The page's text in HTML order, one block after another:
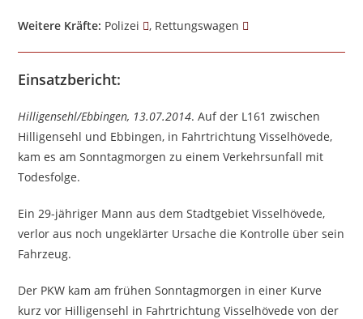
Weitere Kräfte: Polizei , Rettungswagen
Einsatzbericht:
Hilligensehl/Ebbingen, 13.07.2014. Auf der L161 zwischen
Hilligensehl und Ebbingen, in Fahrtrichtung Visselhövede,
kam es am Sonntagmorgen zu einem Verkehrsunfall mit
Todesfolge.
Ein 29-jähriger Mann aus dem Stadtgebiet Visselhövede,
verlor aus noch ungeklärter Ursache die Kontrolle über sein
Fahrzeug.
Der PKW kam am frühen Sonntagmorgen in einer Kurve
kurz vor Hilligensehl in Fahrtrichtung Visselhövede von der